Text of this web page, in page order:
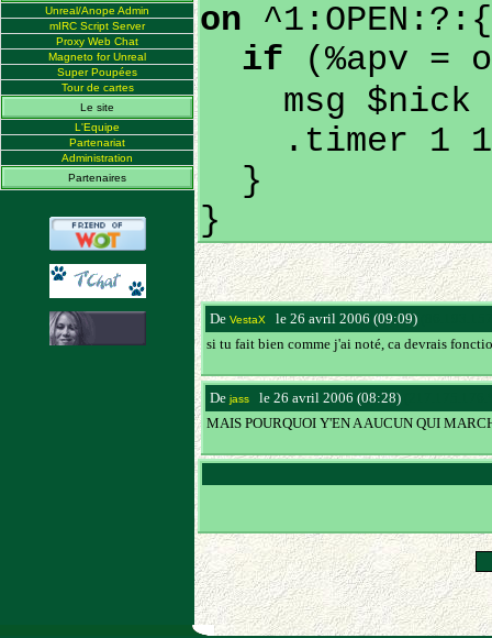
Unreal/Anope Admin
mIRC Script Server
Proxy Web Chat
Magneto for Unreal
Super Poupées
Tour de cartes
Le site
L'Equipe
Partenariat
Administration
Partenaires
on ^1:OPEN:?:{
if (%apv
msg $nick
.timer 1 1
}
}
De VestaX le 26 avril 2006 (09:09)
si tu fait bien comme j'ai noté, ca devrais
De jass le 26 avril 2006 (08:28)
MAIS POURQUOI Y'EN A AUCUN QUI